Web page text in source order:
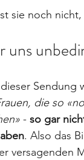
sie noch
uns
Sendung
die so
- so gar
. Also das
versagenden